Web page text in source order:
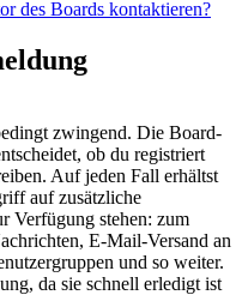
des Boards kontaktieren?
zwingend. Die Board-
ob du registriert
Auf jeden Fall erhältst
auf zusätzliche
Verfügung stehen: zum
E-Mail-Versand an
und so weiter.
da sie schnell erledigt ist